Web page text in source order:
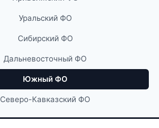
Уральский ФО
Сибирский ФО
Дальневосточный ФО
Южный ФО
Северо-Кавказский ФО